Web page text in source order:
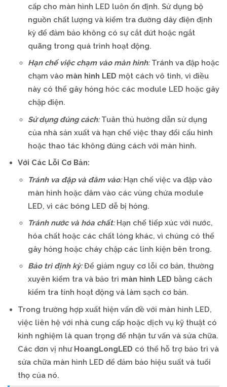
cấp cho màn hình LED luôn ổn định. Sử dụng bộ
nguồn chất lượng và kiểm tra đường dây điện định
kỳ để đảm bảo không có sự cắt đứt hoặc ngắt
quãng trong quá trình hoạt động.
Hạn chế việc chạm vào màn hình:Tránh va đập hoặc
chạm vào màn hình LED một cách vô tình, vì điều
này có thể gây hỏng hóc các module LED hoặc gây
chập điện.
Sử dụng đúng cách:Tuân thủ hướng dẫn sử dụng
của nhà sản xuất và hạn chế việc thay đổi cấu hình
hoặc thao tác không đúng cách với màn hình.
Với Các Lỗi Cơ Bản:
Tránh va đập và đâm vào:Hạn chế việc va đập vào
màn hình hoặc đâm vào các vùng chứa module
LED, vì các bóng LED dễ bị hỏng.
Tránh nước và hóa chất:Hạn chế tiếp xúc với nước,
hóa chất hoặc các chất lỏng khác, vì chúng có thể
gây hỏng hoặc cháy chập các linh kiện bên trong.
Bảo trì định kỳ:Để giảm nguy cơ lỗi cơ bản, thường
xuyên kiểm tra và bảo trì màn hình LED bằng cách
kiểm tra tính hoạt động và làm sạch cơ bản.
Trong trường hợp xuất hiện vấn đề với màn hình LED,
việc liên hệ với nhà cung cấp hoặc dịch vụ kỹ thuật có
kinh nghiệm là quan trọng để nhận tư vấn và sửa chữa.
Các đơn vị như HoangLongLED có thể hỗ trợ bảo trì và
sửa chữa màn hình LED để đảm bảo hiệu suất và tuổi
thọ của nó.